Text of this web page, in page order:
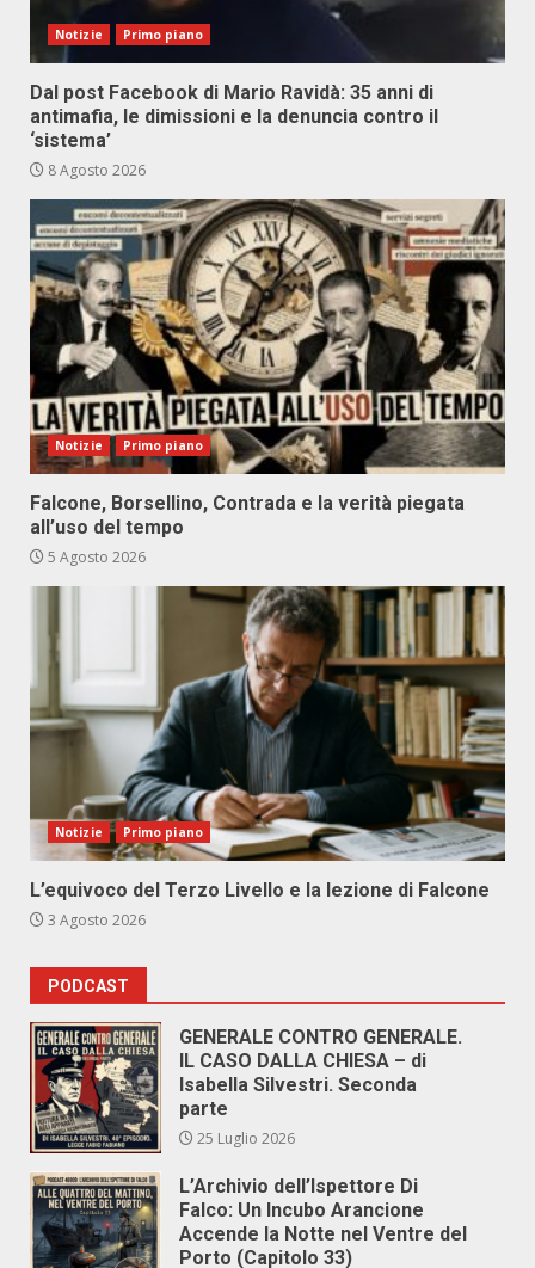
Notizie Primo piano
Dal post Facebook di Mario Ravidà: 35 anni di
antimafia, le dimissioni e la denuncia contro il
‘sistema’
8 Agosto 2026
Notizie Primo piano
Falcone, Borsellino, Contrada e la verità piegata
all’uso del tempo
5 Agosto 2026
Notizie Primo piano
L’equivoco del Terzo Livello e la lezione di Falcone
3 Agosto 2026
PODCAST
GENERALE CONTRO GENERALE.
IL CASO DALLA CHIESA – di
Isabella Silvestri. Seconda
parte
25 Luglio 2026
L’Archivio dell’Ispettore Di
Falco: Un Incubo Arancione
Accende la Notte nel Ventre del
Porto (Capitolo 33)